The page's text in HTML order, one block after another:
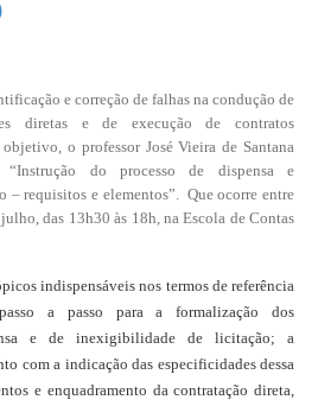
e correção de falhas na condução de
diretas e de execução de contratos
o professor José Vieira de Santana
do processo de dispensa e
requisitos e elementos”. Que ocorre entre
das 13h30 às 18h, na Escola de Contas
indispensáveis nos termos de referência
a passo para a formalização dos
e de inexigibilidade de licitação; a
com a indicação das especificidades dessa
e enquadramento da contratação direta,